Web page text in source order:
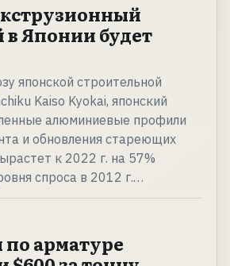
Японии будет
японской строительной
Kaiso Kyokai, японский
алюминиевые профили
и обновления стареющих
к 2022 г. на 57%
спроса в 2012 г.…
арматуре